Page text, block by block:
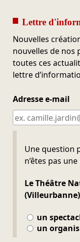
Lettre
Nouvelles
nouvelles de nos
toutes ces
lettre
Adresse e-mail
Une question
n’êtes pas
Le Théâtre
un
un
Ne pas